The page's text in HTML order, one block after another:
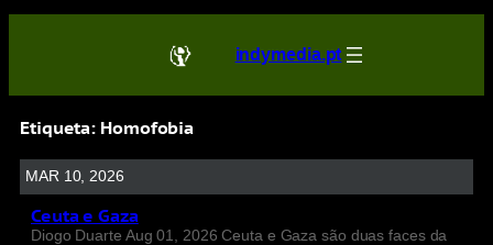
indymedia.pt
Etiqueta: Homofobia
MAR 10, 2026
Ceuta e Gaza
Diogo Duarte Aug 01, 2026 Ceuta e Gaza são duas faces da